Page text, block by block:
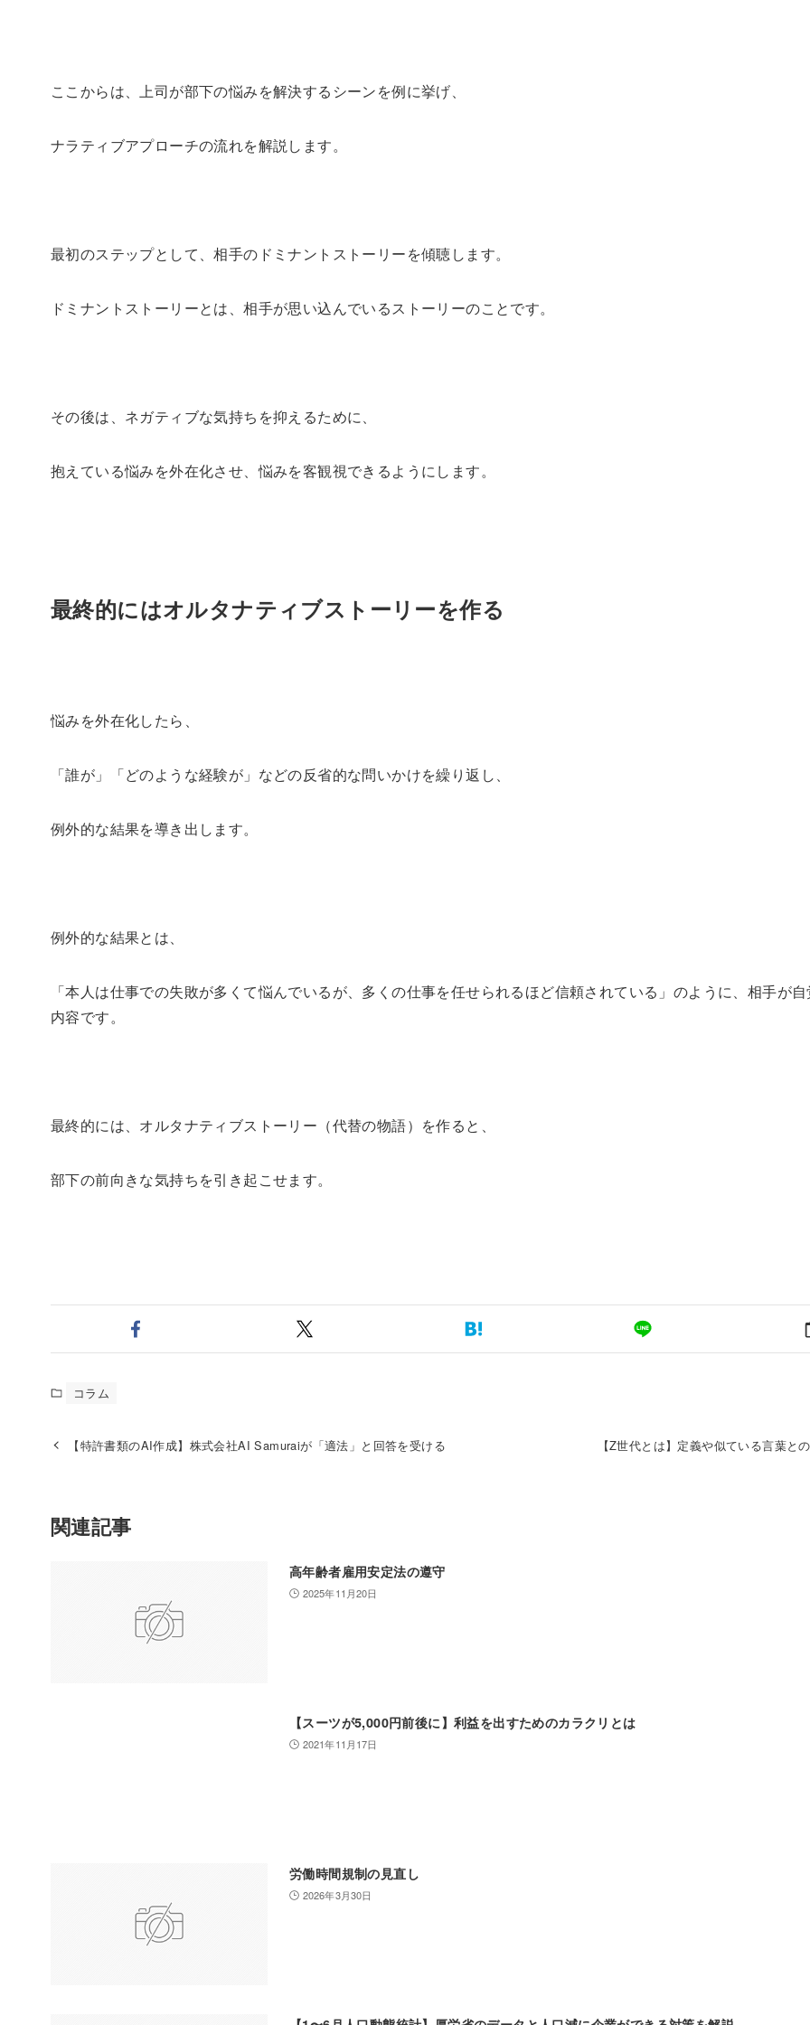
ここからは、上司が部下の悩みを解決するシーンを例に挙げ、
ナラティブアプローチの流れを解説します。
最初のステップとして、相手のドミナントストーリーを傾聴します。
ドミナントストーリーとは、相手が思い込んでいるストーリーのことです。
その後は、ネガティブな気持ちを抑えるために、
抱えている悩みを外在化させ、悩みを客観視できるようにします。
最終的にはオルタナティブストーリーを作る
悩みを外在化したら、
「誰が」「どのような経験が」などの反省的な問いかけを繰り返し、
例外的な結果を導き出します。
例外的な結果とは、
「本人は仕事での失敗が多くて悩んでいるが、多くの仕事を任せられるほど信頼されている」のように、相手が
内容です。
最終的には、オルタナティブストーリー（代替の物語）を作ると、
部下の前向きな気持ちを引き起こせます。
コラム
【特許書類のAI作成】株式会社AI Samuraiが「適法」と回答を受ける 【Z世代とは】定義や似ている言葉と
関連記事
高年齢者雇用安定法の遵守
2025年11月20日
【スーツが5,000円前後に】利益を出すためのカラクリとは
2021年11月17日
労働時間規制の見直し
2026年3月30日